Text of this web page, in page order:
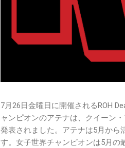
7月26日金曜日に開催されるROH
ャンピオンのアテナは、クイーン
発表されました。アテナは5月から
す。女子世界チャンピオンは5月の